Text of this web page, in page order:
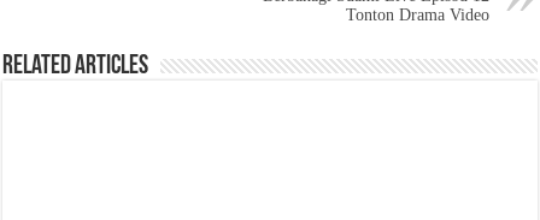
Tonton Drama Video
Related Articles